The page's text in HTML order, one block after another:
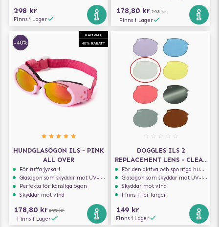
298 kr
Finns i Lager
178,80 kr 298 kr
Finns i Lager
KAMPANJ
40% RABATT
-40%
HUNDGLASÖGON ILS - PINK
ALL OVER
För tuffa jyckar!
Glasögon som skyddar mot UV-ljus
Perfekta för känsliga ögon
Skyddar mot vind
178,80 kr 298 kr
Finns i Lager
DOGGLES ILS 2
REPLACEMENT LENS - CLEAR
- ERSÄTTNINGSLINSER
För den aktiva och sportiga hunden
Glasögon som skyddar mot UV-ljus
Skyddar mot vind
Finns i fler färger
149 kr
Finns i Lager